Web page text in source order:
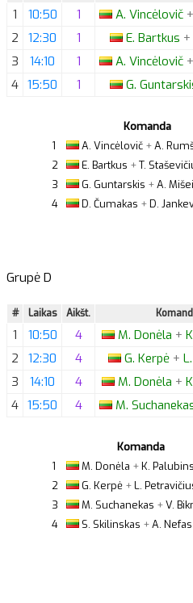
1 10:50 1 A. Vincėlovič +
2
12:30 1 E. Bartkus +
3
14:10 1 A. Vincėlovič +
4 15:50 1 G.
Komanda
1
A. Vincėlovič +A.
2
E. Bartkus +T.
3
G. Guntarskis +A.
4
D. Čumakas +D.
Grupė D
# Laikas Aikšt.
1 10:50 4 M. Donėla +
2
12:30 4 G. Kerpė + L.
3
14:10 4 M. Donėla +
4 15:50 4 M.
Komanda
1
M. Donėla +K.
2
G. Kerpė +L.
3
M. Suchanekas +V.
4
S. Skilinskas +A. Nefas